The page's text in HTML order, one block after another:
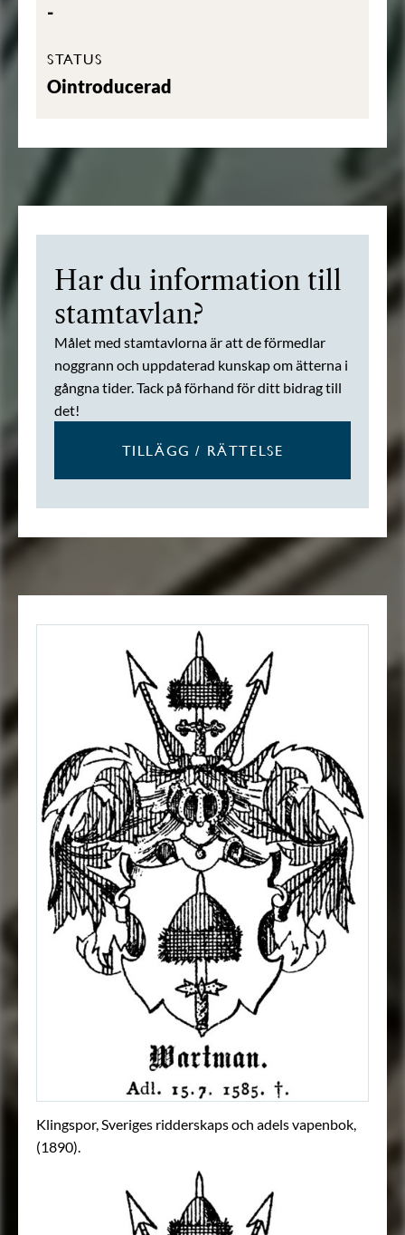
-
STATUS
Ointroducerad
Har du information till
stamtavlan?
Målet med stamtavlorna är att de förmedlar
noggrann och uppdaterad kunskap om ätterna i
gångna tider. Tack på förhand för ditt bidrag till
det!
TILLÄGG / RÄTTELSE
Klingspor, Sveriges ridderskaps och adels vapenbok,
(1890).